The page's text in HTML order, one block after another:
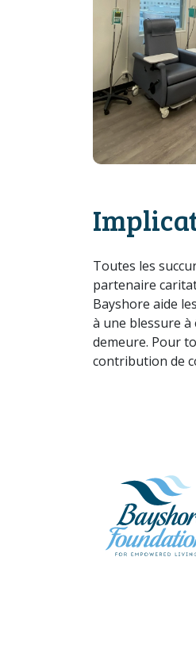
Toutes les
partenaire
Bayshore aide
à une blessure
demeure. Pour
contribution de